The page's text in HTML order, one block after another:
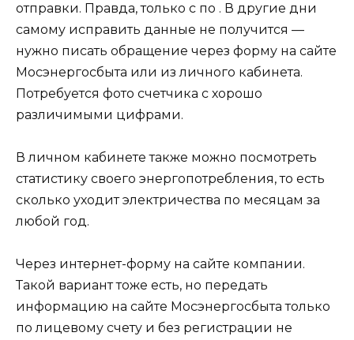
отправки. Правда, только с по . В другие дни
самому исправить данные не получится —
нужно писать обращение через форму на сайте
Мосэнергосбыта или из личного кабинета.
Потребуется фото счетчика с хорошо
различимыми цифрами.
В личном кабинете также можно посмотреть
статистику своего энергопотребления, то есть
сколько уходит электричества по месяцам за
любой год.
Через интернет-форму на сайте компании.
Такой вариант тоже есть, но передать
информацию на сайте Мосэнергосбыта только
по лицевому счету и без регистрации не